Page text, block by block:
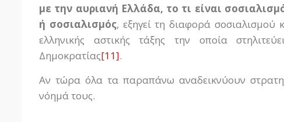
με την αυριανή Ελλάδα, το τι είναι
ή σοσιαλισμός, εξηγεί τη διαφορά σοσιαλισμού
ελληνικής αστικής τάξης την οποία
Δημοκρατίας[11].
Αν τώρα όλα τα παραπάνω αναδεικνύουν
νόημά τους.